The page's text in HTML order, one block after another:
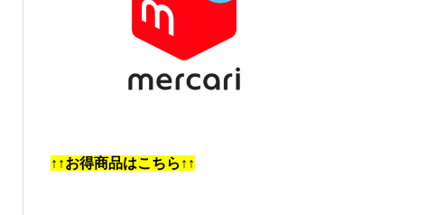
↑↑お得商品はこちら↑↑